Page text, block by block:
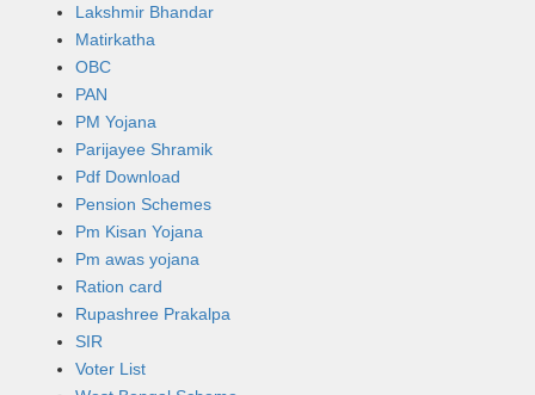
Lakshmir Bhandar
Matirkatha
OBC
PAN
PM Yojana
Parijayee Shramik
Pdf Download
Pension Schemes
Pm Kisan Yojana
Pm awas yojana
Ration card
Rupashree Prakalpa
SIR
Voter List